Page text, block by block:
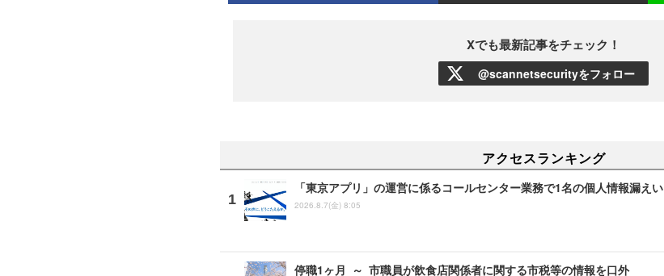
Xでも最新記事をチェック！
@scannetsecurityをフォロー
アクセスランキング
「東京アプリ」の運営に係るコールセンター業務で1名の個人情報漏えい
2026.8.7(金) 8:05
停職1ヶ月 ～ 市職員が飲食店関係者に関する市税等の情報を口外